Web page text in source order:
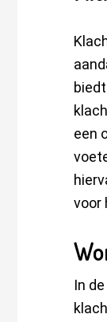
een
voor
In